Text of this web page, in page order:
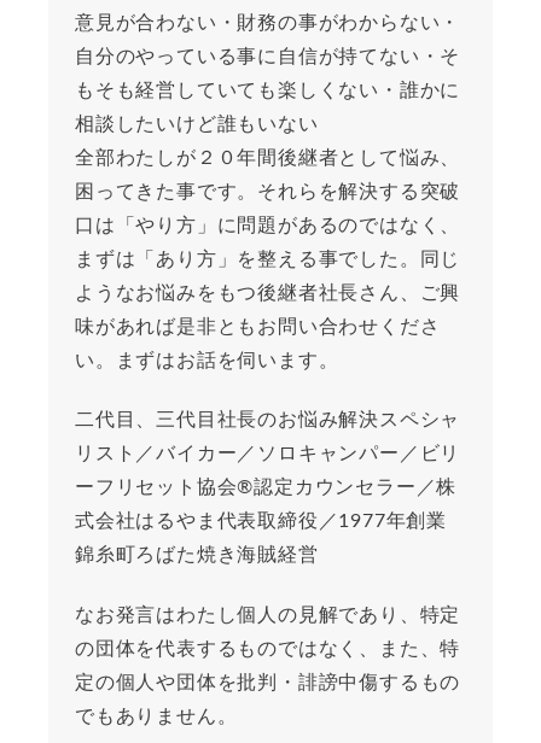
意見が合わない・財務の事がわからない・
自分のやっている事に自信が持てない・そ
もそも経営していても楽しくない・誰かに
相談したいけど誰もいない
全部わたしが２０年間後継者として悩み、
困ってきた事です。それらを解決する突破
口は「やり方」に問題があるのではなく、
まずは「あり方」を整える事でした。同じ
ようなお悩みをもつ後継者社長さん、ご興
味があれば是非ともお問い合わせくださ
い。まずはお話を伺います。
二代目、三代目社長のお悩み解決スペシャ
リスト／バイカー／ソロキャンパー／ビリ
ーフリセット協会®︎認定カウンセラー／株
式会社はるやま代表取締役／1977年創業
錦糸町ろばた焼き海賊経営
なお発言はわたし個人の見解であり、特定
の団体を代表するものではなく、また、特
定の個人や団体を批判・誹謗中傷するもの
でもありません。